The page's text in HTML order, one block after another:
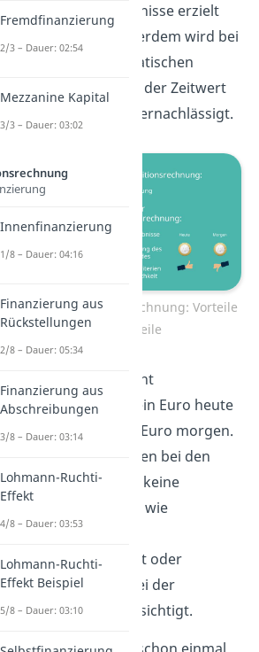
keine genauen Ergebnisse erzielt
werden können. Außerdem wird bei
den Verfahren der statischen
Investitionsrechnung der Zeitwert
des Geldes generell vernachlässigt.
Statische Investitionsrechnung: Vorteile
und Nachteile
Das heißt, es wird nicht
berücksichtigt, dass ein Euro heute
mehr wert ist, als ein Euro morgen.
Darüber hinaus werden bei den
statischen Methoden keine
qualitativen Kriterien, wie
beispielsweise
Umweltverträglichkeit oder
Sicherheitsaspekte bei der
Entscheidung berücksichtigt.
Fremdfinanzierung
2/3 – Dauer: 02:54
Mezzanine Kapital
3/3 – Dauer: 03:02
Innenfinanzierung
1/8 – Dauer: 04:16
Finanzierung aus
Rückstellungen
2/8 – Dauer: 05:34
Finanzierung aus
Abschreibungen
3/8 – Dauer: 03:14
Lohmann-Ruchti-
Effekt
4/8 – Dauer: 03:53
Lohmann-Ruchti-
Effekt Beispiel
5/8 – Dauer: 03:10